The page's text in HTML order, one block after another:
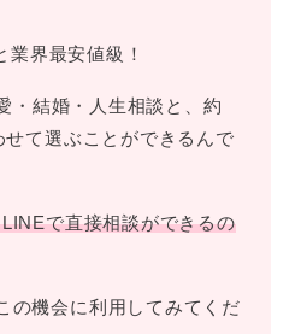
界最安値級！
・結婚・人生相談と、約
て選ぶことができるんで
で直接相談ができるの
の機会に利用してみてくだ